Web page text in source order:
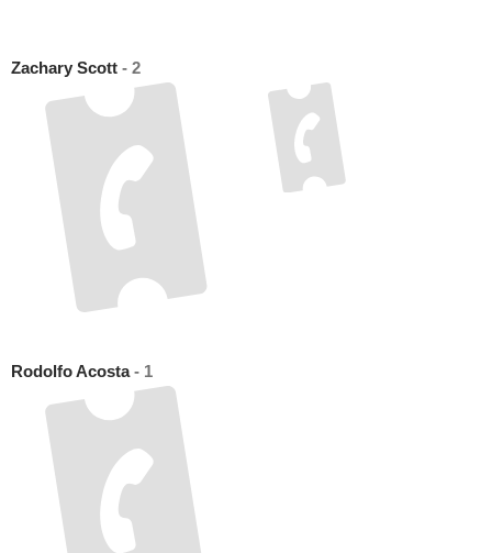
Zachary Scott - 2
Rodolfo Acosta- 1